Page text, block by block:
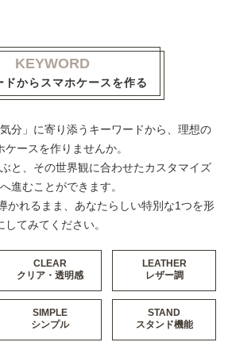
KEYWORD
ドからスマホケースを作る
分」に寄り添うキーワードから、理想の
ケースを作りませんか。
と、その世界観に合わせたカスタマイズ
進むことができます。
かれるまま、あなたらしい特別な1つを形
してみてください。
CLEAR
クリア・透明感
LEATHER
レザー調
SIMPLE
シンプル
STAND
スタンド機能